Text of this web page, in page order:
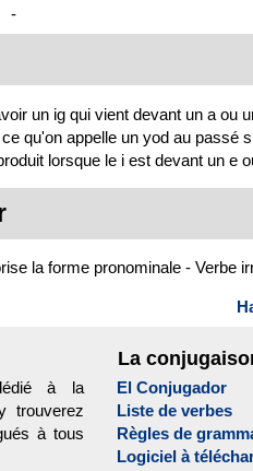
-
un ig qui vient devant un a
qu'on appelle un yod au passé
lorsque le i est devant un e
la forme pronominale - Verbe
à la
trouverez
à tous
La
El Conjugador
Liste de verbes
Règles de
Logiciel à